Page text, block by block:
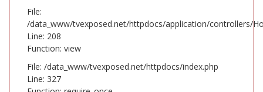
File:
/data_www/tvexposed.net/httpdocs/application/controllers/
Line: 208
Function: view
File: /data_www/tvexposed.net/httpdocs/index.php
Line: 327